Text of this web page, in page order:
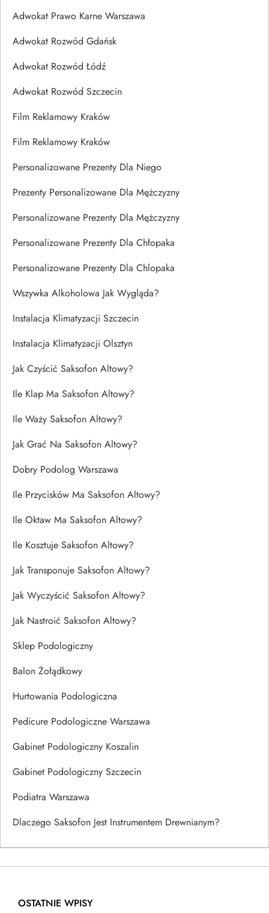
Adwokat Prawo Karne Warszawa
Adwokat Rozwód Gdańsk
Adwokat Rozwód Łódź
Adwokat Rozwód Szczecin
Film Reklamowy Kraków
Film Reklamowy Kraków
Personalizowane Prezenty Dla Niego
Prezenty Personalizowane Dla Mężczyzny
Personalizowane Prezenty Dla Mężczyzny
Personalizowane Prezenty Dla Chłopaka
Personalizowane Prezenty Dla Chlopaka
Wszywka Alkoholowa Jak Wygląda?
Instalacja Klimatyzacji Szczecin
Instalacja Klimatyzacji Olsztyn
Jak Czyścić Saksofon Altowy?
Ile Klap Ma Saksofon Altowy?
Ile Waży Saksofon Altowy?
Jak Grać Na Saksofon Altowy?
Dobry Podolog Warszawa
Ile Przycisków Ma Saksofon Altowy?
Ile Oktaw Ma Saksofon Altowy?
Ile Kosztuje Saksofon Altowy?
Jak Transponuje Saksofon Altowy?
Jak Wyczyścić Saksofon Altowy?
Jak Nastroić Saksofon Altowy?
Sklep Podologiczny
Balon Żołądkowy
Hurtowania Podologiczna
Pedicure Podologiczne Warszawa
Gabinet Podologiczny Koszalin
Gabinet Podologiczny Szczecin
Podiatra Warszawa
Dlaczego Saksofon Jest Instrumentem Drewnianym?
OSTATNIE WPISY